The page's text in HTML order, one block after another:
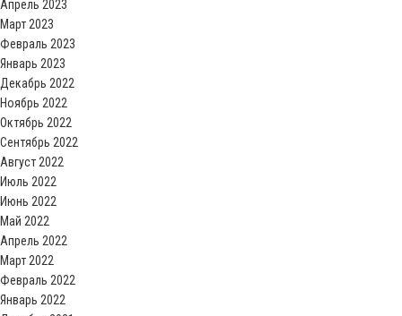
Апрель 2023
Март 2023
Февраль 2023
Январь 2023
Декабрь 2022
Ноябрь 2022
Октябрь 2022
Сентябрь 2022
Август 2022
Июль 2022
Июнь 2022
Май 2022
Апрель 2022
Март 2022
Февраль 2022
Январь 2022